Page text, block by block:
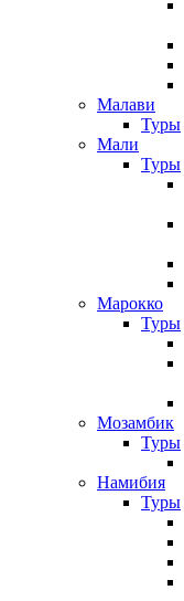
Малави
Туры
Мали
Туры
Марокко
Туры
Мозамбик
Туры
Намибия
Туры